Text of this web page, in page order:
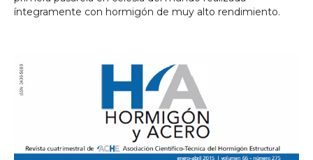
íntegramente con hormigón de muy alto rendimiento.